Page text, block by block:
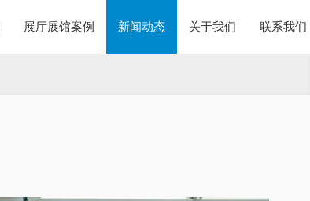
展厅展馆案例 新闻动态 关于我们 联系我们